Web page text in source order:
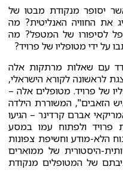
יסופר מנקודת מבטו של
את החוויה האנליטית? מה
לסיפורו של המטפל? מה
על ידי מטופליו של פרויד?
עם שאלות מרתקות אלה
לראשונה לקורא הישראלי,
של פרויד. מטופלים אלה –
הזאבים", המשוררת הילדה
אברם קרדינר – הגיעו
פרויד ולפתוח עמו במסע
הלא-מודע וחשיפת צפונות
היסטורית של ממוארים
של המטופלים מנקודת